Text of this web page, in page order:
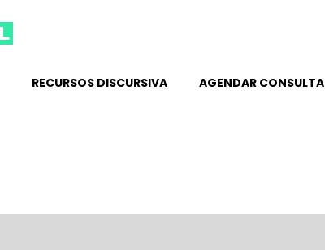
RECURSOS DISCURSIVA AGENDAR CONSULTA